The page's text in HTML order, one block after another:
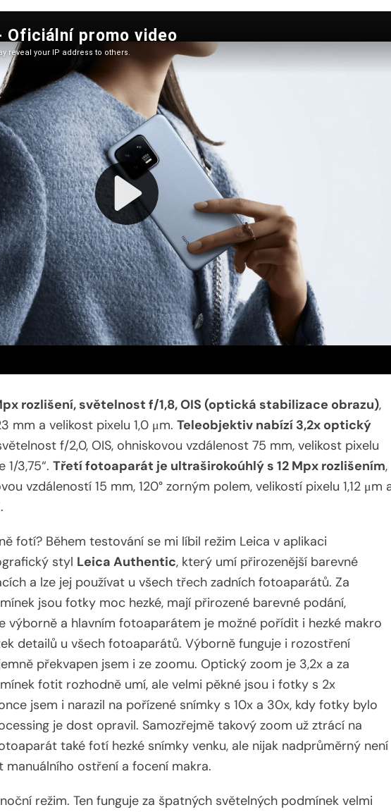
rozlišení, světelnost f/1,8, OIS (optická stabilizace obrazu),
mm a velikost pixelu 1,0 μm. Teleobjektiv nabízí 3,2x optický
f/2,0, OIS, ohniskovou vzdálenost 75 mm, velikost pixelu
1/3,75“. Třetí fotoaparát je ultraširokoúhlý s 12 Mpx rozlišením,
vzdáleností 15 mm, 120° zorným polem, velikostí pixelu 1,12 μm
fotí? Během testování se mi líbil režim Leica v aplikaci
styl Leica Authentic, který umí přirozenější barevné
a lze jej používat u všech třech zadních fotoaparátů. Za
jsou fotky moc hezké, mají přirozené barevné podání,
výborně a hlavním fotoaparátem je možné pořídit i hezké makro
detailů u všech fotoaparátů. Výborně funguje i rozostření
překvapen jsem i ze zoomu. Optický zoom je 3,2x a za
fotit rozhodně umí, ale velmi pěkné jsou i fotky s 2x
jsem i narazil na pořízené snímky s 10x a 30x, kdy fotky bylo
je dost opravil. Samozřejmě takový zoom už ztrácí na
také fotí hezké snímky venku, ale nijak nadprůměrný není
manuálního ostření a focení makra.
režim. Ten funguje za špatných světelných podmínek velmi